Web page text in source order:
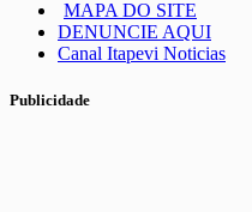
MAPA DO SITE
DENUNCIE AQUI
Canal Itapevi Noticias
Publicidade